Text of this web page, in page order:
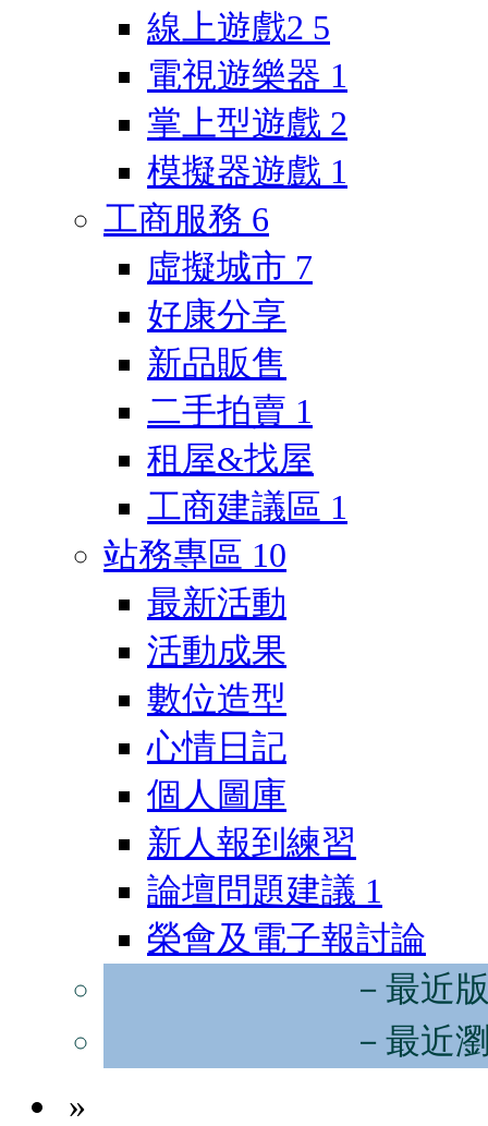
線上遊戲2 5
電視遊樂器 1
掌上型遊戲 2
模擬器遊戲 1
工商服務 6
虛擬城市 7
好康分享
新品販售
二手拍賣 1
租屋&找屋
工商建議區 1
站務專區 10
最新活動
活動成果
數位造型
心情日記
個人圖庫
新人報到練習
論壇問題建議 1
榮會及電子報討論
－最近
－最近
»